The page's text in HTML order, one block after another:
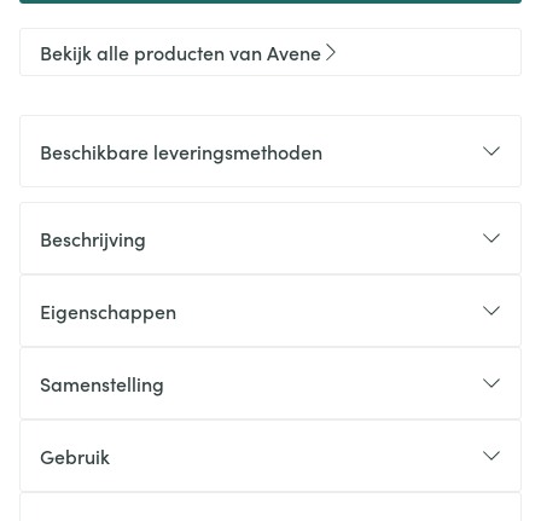
Bekijk alle producten van Avene
Beschikbare leveringsmethoden
Beschrijving
Eigenschappen
Samenstelling
Gebruik